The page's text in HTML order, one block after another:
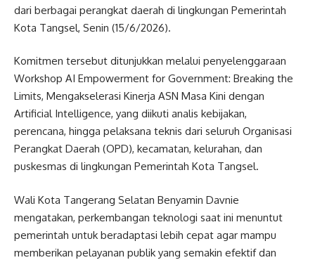
dari berbagai perangkat daerah di lingkungan Pemerintah
Kota Tangsel, Senin (15/6/2026).
Komitmen tersebut ditunjukkan melalui penyelenggaraan
Workshop AI Empowerment for Government: Breaking the
Limits, Mengakselerasi Kinerja ASN Masa Kini dengan
Artificial Intelligence, yang diikuti analis kebijakan,
perencana, hingga pelaksana teknis dari seluruh Organisasi
Perangkat Daerah (OPD), kecamatan, kelurahan, dan
puskesmas di lingkungan Pemerintah Kota Tangsel.
Wali Kota Tangerang Selatan Benyamin Davnie
mengatakan, perkembangan teknologi saat ini menuntut
pemerintah untuk beradaptasi lebih cepat agar mampu
memberikan pelayanan publik yang semakin efektif dan